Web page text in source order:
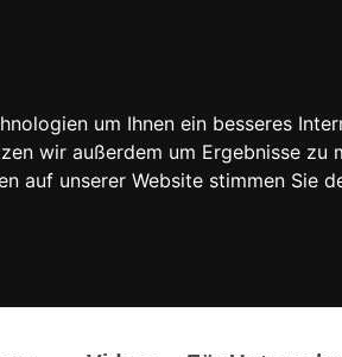
um Ihnen ein besseres
wir außerdem um Ergebnisse
auf unserer Website stimmen Sie